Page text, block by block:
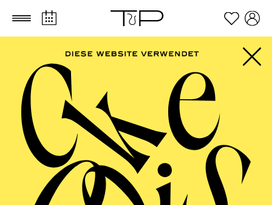
Zum Hauptinhalt springen Zum Footer springen